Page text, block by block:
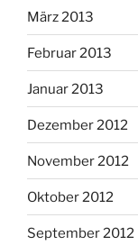
März 2013
Februar 2013
Januar 2013
Dezember 2012
November 2012
Oktober 2012
September 2012